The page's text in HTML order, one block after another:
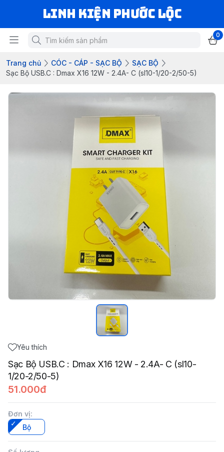
LINH KIỆN PHƯỚC LỘC
0
Trang chủ CÓC - CÁP - SẠC BỘ
SẠC BỘ
Sạc Bộ USB.C : Dmax X16 12W - 2.4A- C (sl10-1/20-2/50-5)
Yêu thích
Sạc Bộ USB.C : Dmax X16 12W - 2.4A- C (sl10-
1/20-2/50-5)
51.000đ
Đơn vị:
Bộ